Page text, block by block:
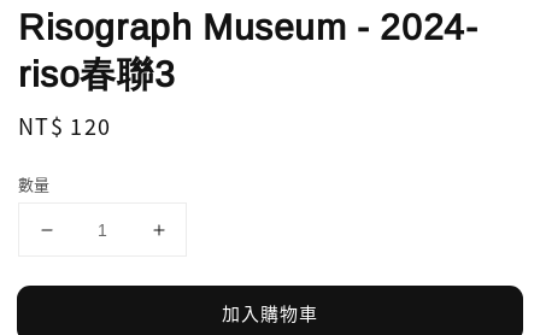
Risograph Museum - 2024-
riso春聯3
Regular
NT$ 120
數量
加入購物車